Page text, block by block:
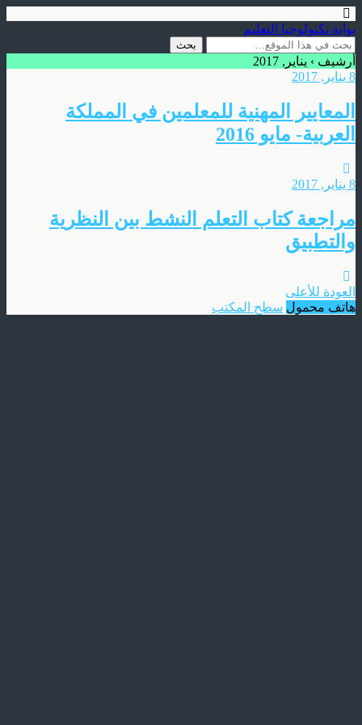
بوابة تكنولوجيا التعليم
أرشيف › يناير, 2017
8 يناير, 2017
المعايير المهنية للمعلمين في المملكة
العربية- مايو 2016
8 يناير, 2017
مراجعة كتاب التعلم النشط بين النظرية
والتطبيق
العودة للأعلى
هاتف محمول سطح المكتب